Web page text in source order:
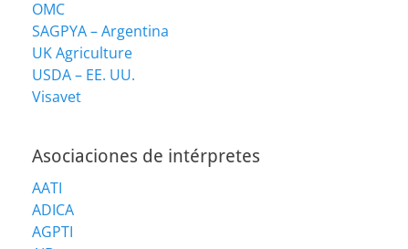
OMC
SAGPYA – Argentina
UK Agriculture
USDA – EE. UU.
Visavet
Asociaciones de intérpretes
AATI
ADICA
AGPTI